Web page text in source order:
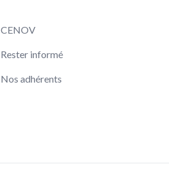
CENOV
Rester informé
Nos adhérents